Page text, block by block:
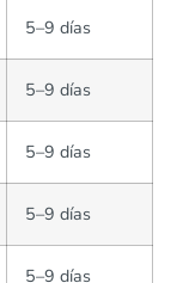
5–9 días
5–9 días
5–9 días
5–9 días
5–9 días